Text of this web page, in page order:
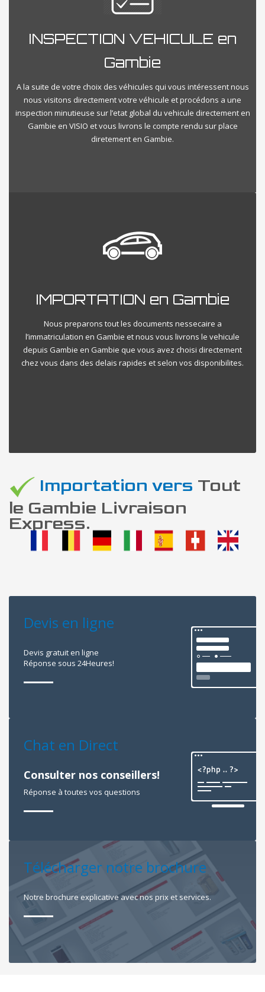
INSPECTION VEHICULE en
Gambie
A la suite de votre choix des véhicules qui vous intéressent nous
nous visitons directement votre véhicule et procédons a une
inspection minutieuse sur l’etat global du vehicule directement en
Gambie en VISIO et vous livrons le compte rendu sur place
diretement en Gambie.
IMPORTATION en Gambie
Nous preparons tout les documents nessecaire a
l’immatriculation en Gambie et nous vous livrons le vehicule
depuis Gambie en Gambie que vous avez choisi directement
chez vous dans des delais rapides et selon vos disponibilites.
Importation vers Tout
le Gambie Livraison
Express.
Devis en ligne
Devis gratuit en ligne
Réponse sous 24Heures!
Chat en Direct
Consulter nos conseillers!
Réponse à toutes vos questions
Télécharger notre brochure
Notre brochure explicative avec nos prix et services.